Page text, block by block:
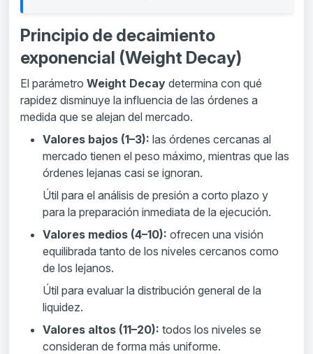
Principio de decaimiento
exponencial (Weight Decay)
El parámetro Weight Decay determina con qué
rapidez disminuye la influencia de las órdenes a
medida que se alejan del mercado.
Valores bajos (1–3): las órdenes cercanas al
mercado tienen el peso máximo, mientras que las
órdenes lejanas casi se ignoran.
Útil para el análisis de presión a corto plazo y
para la preparación inmediata de la ejecución.
Valores medios (4–10): ofrecen una visión
equilibrada tanto de los niveles cercanos como
de los lejanos.
Útil para evaluar la distribución general de la
liquidez.
Valores altos (11–20): todos los niveles se
consideran de forma más uniforme.